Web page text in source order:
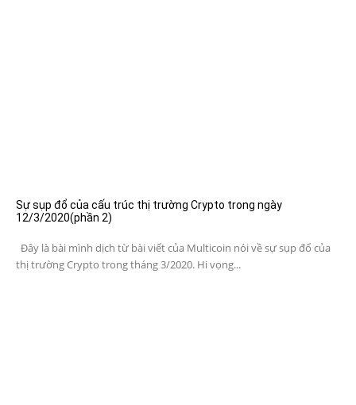
Sự sụp đổ của cấu trúc thị trường Crypto trong ngày
12/3/2020(phần 2)
Đây là bài mình dịch từ bài viết của Multicoin nói về sự sụp đổ của
thị trường Crypto trong tháng 3/2020. Hi vọng...